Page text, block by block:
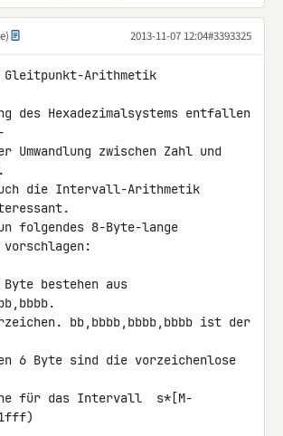
2013-11-07 12:04#3393325
Gleitpunkt-Arithmetik
des Hexadezimalsystems entfallen
zwischen Zahl und
die Intervall-Arithmetik
folgendes 8-Byte-lange
bestehen aus
bb,bbbb,bbbb,bbbb ist der
6 Byte sind die vorzeichenlose
für das Intervall  s*[M-
1fff)